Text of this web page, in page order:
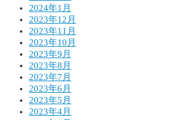
2024年1月
2023年12月
2023年11月
2023年10月
2023年9月
2023年8月
2023年7月
2023年6月
2023年5月
2023年4月